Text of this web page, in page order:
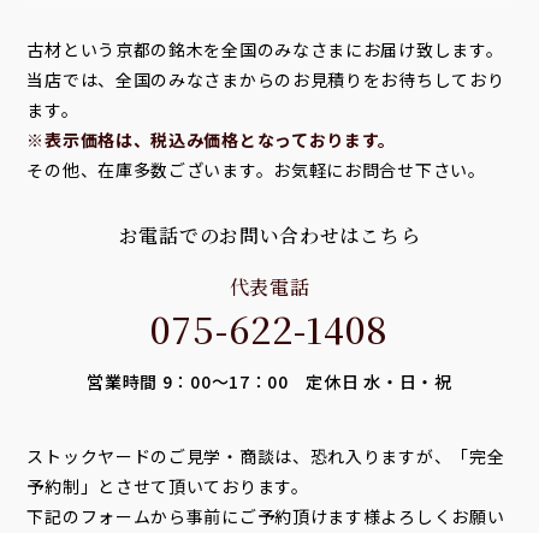
古材という京都の銘木を全国のみなさまにお届け致します。
当店では、全国のみなさまからのお見積りをお待ちしており
ます。
※表示価格は、税込み価格となっております。
その他、在庫多数ございます。お気軽にお問合せ下さい。
お電話でのお問い合わせはこちら
代表電話
075-622-1408
営業時間 9：00～17：00 定休日 水・日・祝
ストックヤードのご見学・商談は、恐れ入りますが、「完全
予約制」とさせて頂いております。
下記のフォームから事前にご予約頂けます様よろしくお願い